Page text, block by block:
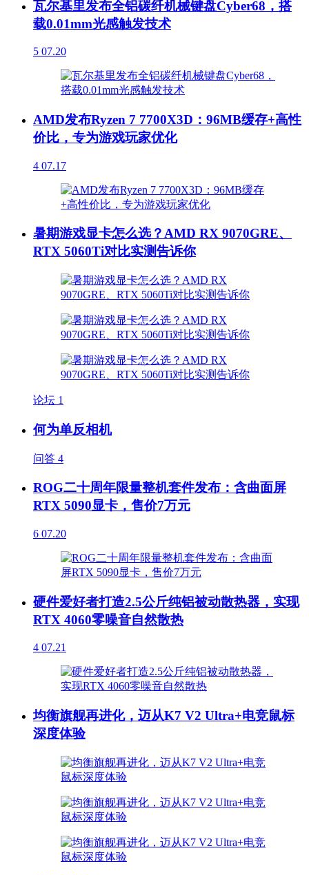
瓦尔基里发布全铝碳纤机械键盘Cyber68，搭
载0.01mm光感触发技术
5 07.20
AMD发布Ryzen 7 7700X3D：96MB缓存+高性
价比，专为游戏玩家优化
4 07.17
暑期游戏显卡怎么选？AMD RX 9070GRE、
RTX 5060Ti对比实测告诉你
论坛 1
何为单反相机
问答 4
ROG二十周年限量整机套件发布：含曲面屏
RTX 5090显卡，售价7万元
6 07.20
硬件爱好者打造2.5公斤纯铝被动散热器，实现
RTX 4060零噪音自然散热
4 07.21
均衡旗舰再进化，迈从K7 V2 Ultra+电竞鼠标
深度体验